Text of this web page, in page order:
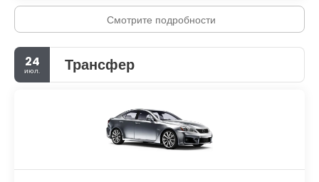
Смотрите подробности
24
июл. Трансфер